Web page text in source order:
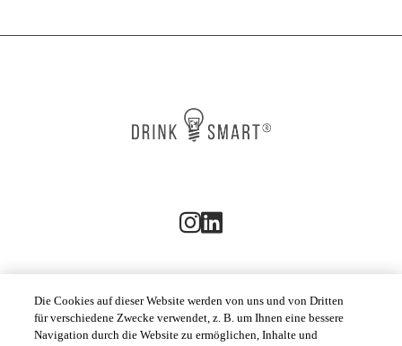
KUNDENSERVICE
Die Cookies auf dieser Website werden von uns und von Dritten
für verschiedene Zwecke verwendet, z. B. um Ihnen eine bessere
Navigation durch die Website zu ermöglichen, Inhalte und